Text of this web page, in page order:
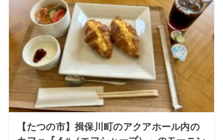
【たつの市】揖保川町のアクアホール内の